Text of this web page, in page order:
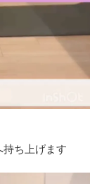
ち上げます